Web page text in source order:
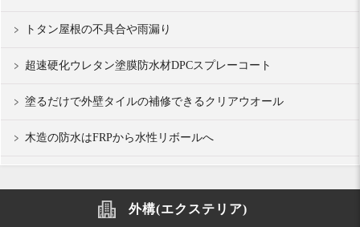
トタン屋根の不具合や雨漏り
超速硬化ウレタン塗膜防水材DPCスプレーコート
塗るだけで外壁タイルの補修できるクリアウオール
木造の防水はFRPから水性リボールへ
外構(エクステリア)